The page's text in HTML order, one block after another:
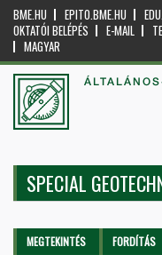
BME.HU EPITO.BME.HU
OKTATÓI BELÉPÉS
E-MAIL
MAGYAR
SPECIAL
Elsődleges fülek
MEGTEKINTÉS (AKTÍVFORDÍTÁS